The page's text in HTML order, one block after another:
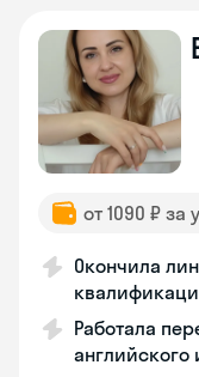
от 1090 ₽ за
Окончила
Работала
английского